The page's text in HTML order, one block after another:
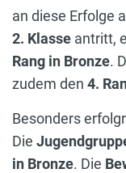
an diese Erfolge
2. Klasse antritt,
Rang in Bronze.
zudem den 4.
Besonders
Die
in Bronze. Die